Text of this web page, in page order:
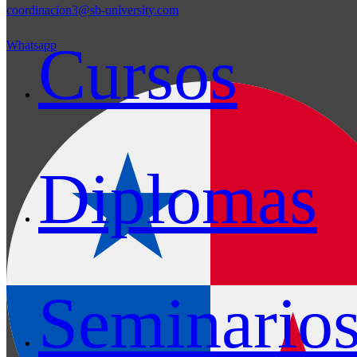
Cursos
Diplomas
coordinacion3@sb-university.com
Whatsapp